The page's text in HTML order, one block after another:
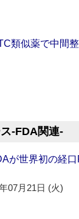
類似薬で中間
‐FDA関連‐
が世界初の経
07月21日 (火)